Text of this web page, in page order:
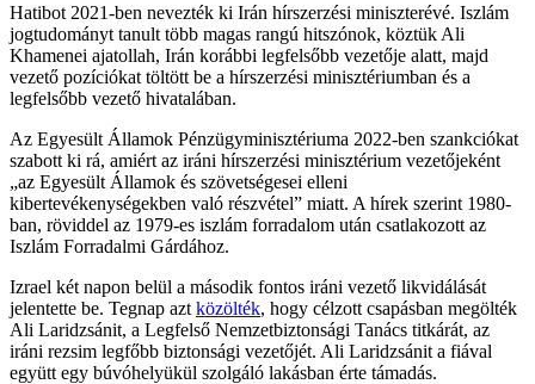
Hatibot 2021-ben nevezték ki Irán hírszerzési miniszterévé. Iszlám
jogtudományt tanult több magas rangú hitszónok, köztük Ali
Khamenei ajatollah, Irán korábbi legfelsőbb vezetője alatt, majd
vezető pozíciókat töltött be a hírszerzési minisztériumban és a
legfelsőbb vezető hivatalában.
Az Egyesült Államok Pénzügyminisztériuma 2022-ben szankciókat
szabott ki rá, amiért az iráni hírszerzési minisztérium vezetőjeként
„az Egyesült Államok és szövetségesei elleni
kibertevékenységekben való részvétel” miatt. A hírek szerint 1980-
ban, röviddel az 1979-es iszlám forradalom után csatlakozott az
Iszlám Forradalmi Gárdához.
Izrael két napon belül a második fontos iráni vezető likvidálását
jelentette be. Tegnap azt közölték, hogy célzott csapásban megölték
Ali Laridzsánit, a Legfelső Nemzetbiztonsági Tanács titkárát, az
iráni rezsim legfőbb biztonsági vezetőjét. Ali Laridzsánit a fiával
együtt egy búvóhelyükül szolgáló lakásban érte támadás.